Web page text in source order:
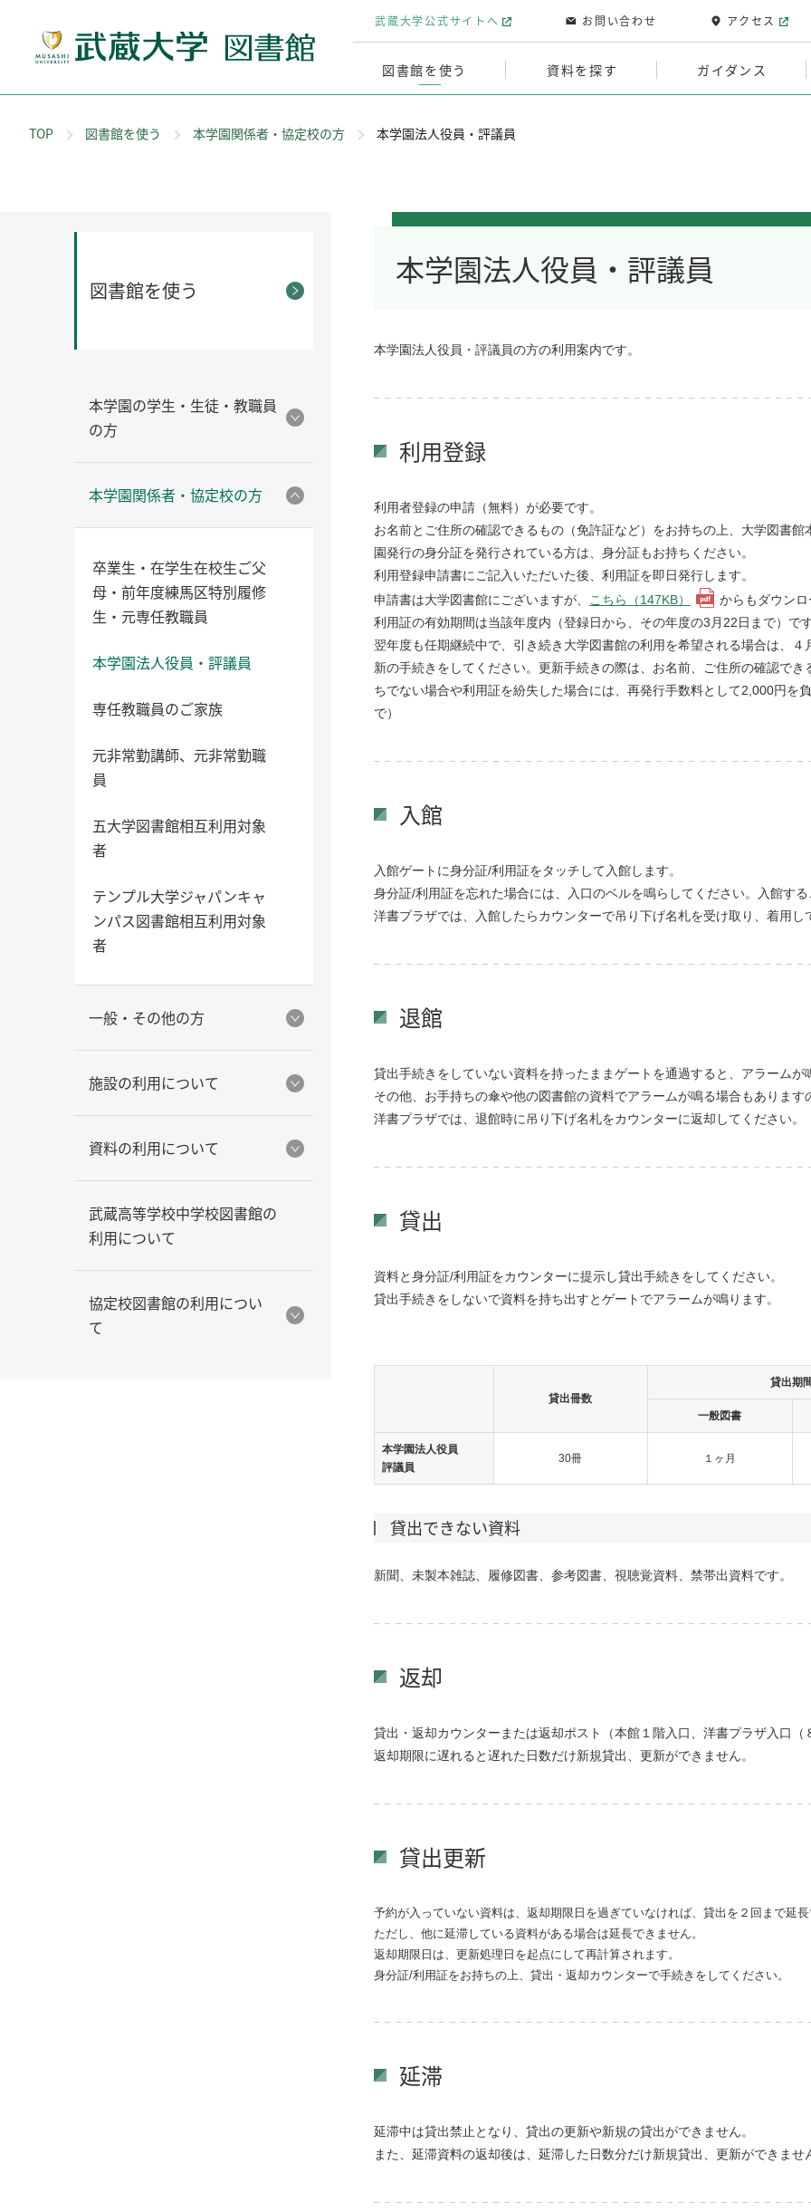
図書館を使う 資料を探す ガイダンス
武蔵大学公式サイトへ お問い合わせ アクセス
TOP 図書館を使う 本学園関係者・協定校の方 本学園法人役員・評議員
本学園法人役員・評議員
本学園法人役員・評議員の方の利用案内です。
利用登録
利用者登録の申請（無料）が必要です。
お名前とご住所の確認できるもの（免許証など）をお持ちの上、大学図書
園発行の身分証を発行されている方は、身分証もお持ちください。
利用登録申請書にご記入いただいた後、利用証を即日発行します。
申請書は大学図書館にございますが、
こちら（147KB）
からもダウン
利用証の有効期間は当該年度内（登録日から、その年度の3月22日まで）で
翌年度も任期継続中で、引き続き大学図書館の利用を希望される場合は、
新の手続きをしてください。更新手続きの際は、お名前、ご住所の確認で
ちでない場合や利用証を紛失した場合には、再発行手数料として2,000円を
で）
入館
入館ゲートに身分証/利用証をタッチして入館します。
身分証/利用証を忘れた場合には、入口のベルを鳴らしてください。入館す
洋書プラザでは、入館したらカウンターで吊り下げ名札を受け取り、着用
退館
貸出手続きをしていない資料を持ったままゲートを通過すると、アラームが
その他、お手持ちの傘や他の図書館の資料でアラームが鳴る場合もあります
洋書プラザでは、退館時に吊り下げ名札をカウンターに返却してください。
貸出
資料と身分証/利用証をカウンターに提示し貸出手続きをしてください。
貸出手続きをしないで資料を持ち出すとゲートでアラームが鳴ります。
貸出冊数
貸出期
一般図書
本学園法人役員
評議員
30冊 １ヶ月
貸出できない資料
新聞、未製本雑誌、履修図書、参考図書、視聴覚資料、禁帯出資料です。
返却
貸出・返却カウンターまたは返却ポスト（本館１階入口、洋書プラザ入口
返却期限に遅れると遅れた日数だけ新規貸出、更新ができません。
貸出更新
予約が入っていない資料は、返却期限日を過ぎていなければ、貸出を２回まで延
ただし、他に延滞している資料がある場合は延長できません。
返却期限日は、更新処理日を起点にして再計算されます。
身分証/利用証をお持ちの上、貸出・返却カウンターで手続きをしてください。
延滞
延滞中は貸出禁止となり、貸出の更新や新規の貸出ができません。
また、延滞資料の返却後は、延滞した日数分だけ新規貸出、更新ができませ
図書館を使う
本学園の学生・生徒・教職員
の方
本学園関係者・協定校の方
卒業生・在学生在校生ご父
母・前年度練馬区特別履修
生・元専任教職員
本学園法人役員・評議員
専任教職員のご家族
元非常勤講師、元非常勤職
員
五大学図書館相互利用対象
者
テンプル大学ジャパンキャ
ンパス図書館相互利用対象
者
一般・その他の方
施設の利用について
資料の利用について
武蔵高等学校中学校図書館の
利用について
協定校図書館の利用につい
て